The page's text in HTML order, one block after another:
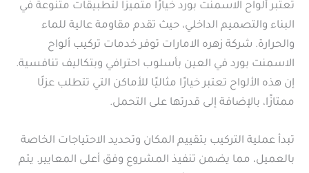
تعتبر ألواح الاسمنت بورد خيارًا متميزًا لتطبيقات متنوعة في
البناء والتصميم الداخلي، حيث تقدم مقاومة عالية للماء
والحرارة. شركة زهره الامارات توفر خدمات تركيب ألواح
الاسمنت بورد في العين بأسلوب احترافي وبتكاليف تنافسية.
إن هذه الألواح تعتبر خيارًا مثاليًا للأماكن التي تتطلب عزلًا
ممتازًا، بالإضافة إلى قدرتها على التحمل.
تبدأ عملية التركيب بتقييم المكان وتحديد الاحتياجات الخاصة
بالعميل، مما يضمن تنفيذ المشروع وفق أعلى المعايير. يتم